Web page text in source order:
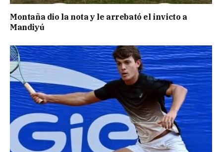
Montaña dio la nota y le arrebató el invicto a
Mandiyú